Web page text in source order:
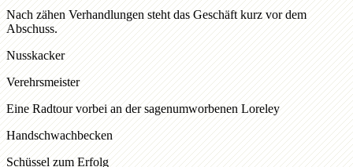
Nach zähen Verhandlungen steht das Geschäft kurz vor dem
Abschuss.
Nusskacker
Verehrsmeister
Eine Radtour vorbei an der sagenumworbenen Loreley
Handschwachbecken
Schüssel zum Erfolg